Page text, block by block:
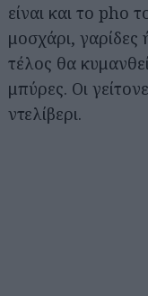
είναι και το pho
μοσχάρι,
τέλος θα
μπύρες. Οι
ντελίβερι.